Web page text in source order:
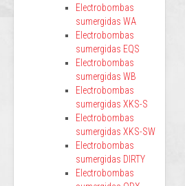
Electrobombas
sumergidas WA
Electrobombas
sumergidas EQS
Electrobombas
sumergidas WB
Electrobombas
sumergidas XKS-S
Electrobombas
sumergidas XKS-SW
Electrobombas
sumergidas DIRTY
Electrobombas